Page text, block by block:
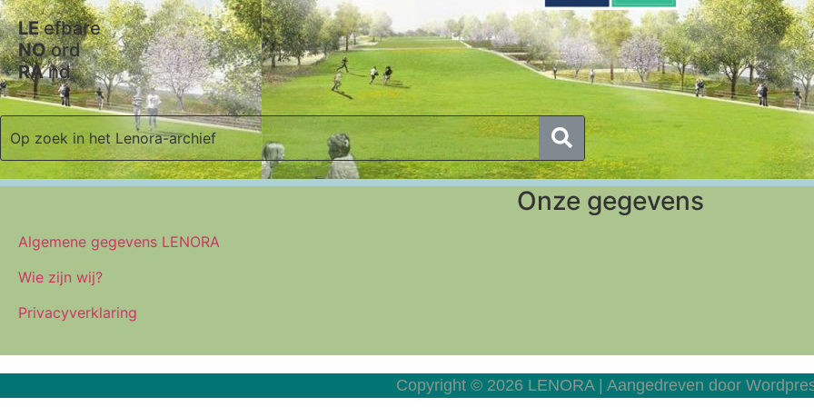
LEefbare
NOord
RAnd
Onze gegevens
Algemene gegevens LENORA
Wie zijn wij?
Privacyverklaring
Copyright © 2026 LENORA | Aangedreven door